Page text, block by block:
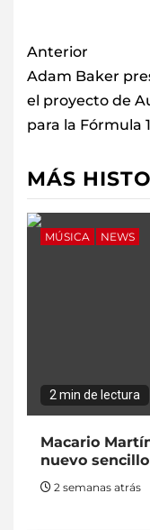
Anterior
Adam Baker
el proyecto de
para la Fórmula 1
MÁS
MÚSICA NEWS
2 min de lectura
Macario
nuevo sencillo
2 semanas atrás